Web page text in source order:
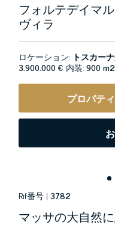
フォルテデイマ
ヴィラ
ロケーション: トスカー
3.900.000 € 内装:900 m2
プロパテ
Rif番号 | 3782
マッサの大自然